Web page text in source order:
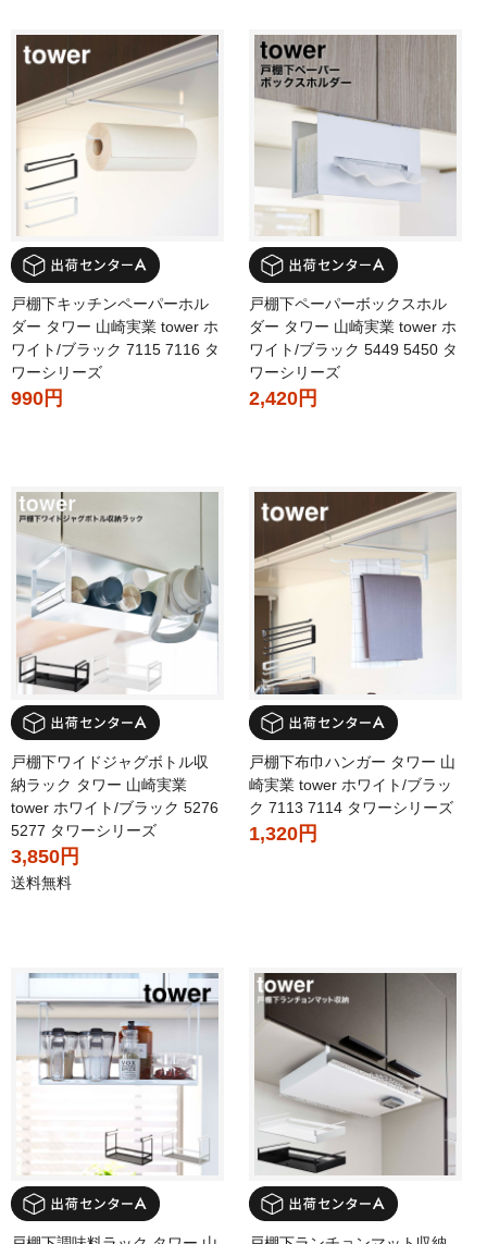
戸棚下キッチンペーパーホル
ダー タワー 山崎実業 tower ホ
ワイト/ブラック 7115 7116 タ
ワーシリーズ
990円
戸棚下ペーパーボックスホル
ダー タワー 山崎実業 tower ホ
ワイト/ブラック 5449 5450 タ
ワーシリーズ
2,420円
戸棚下ワイドジャグボトル収
納ラック タワー 山崎実業
tower ホワイト/ブラック 5276
5277 タワーシリーズ
3,850円
送料無料
戸棚下布巾ハンガー タワー 山
崎実業 tower ホワイト/ブラッ
ク 7113 7114 タワーシリーズ
1,320円